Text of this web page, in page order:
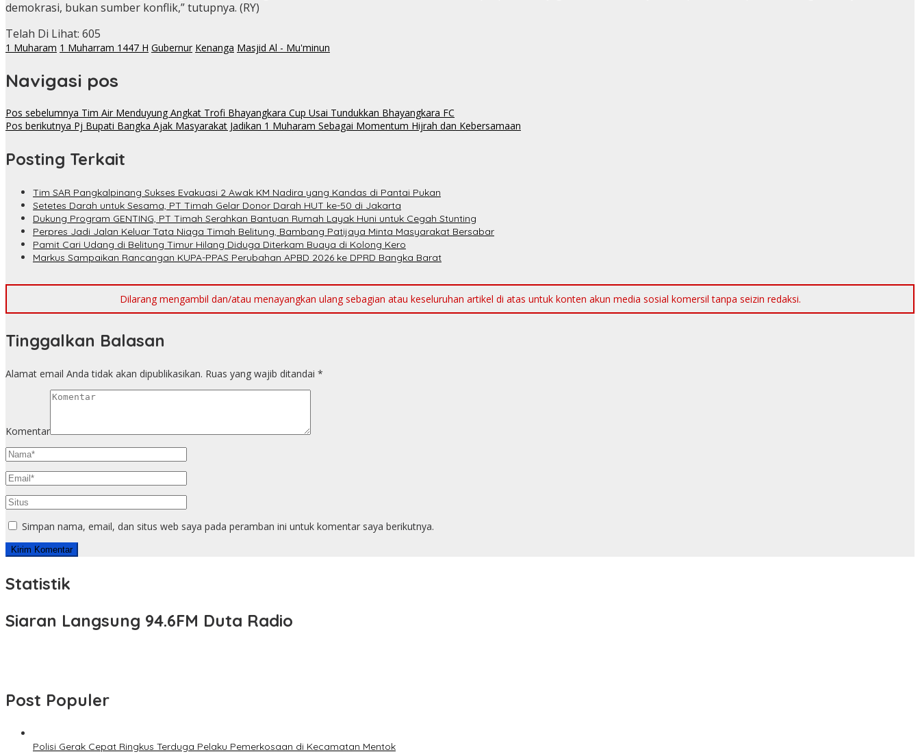
demokrasi, bukan sumber konflik,” tutupnya. (RY)
Telah Di Lihat: 605
1 Muharam 1 Muharram 1447 H Gubernur Kenanga Masjid Al - Mu'minun
Navigasi pos
Pos sebelumnya Tim Air Menduyung Angkat Trofi Bhayangkara Cup Usai Tundukkan Bhayangkara FC
Pos berikutnya Pj Bupati Bangka Ajak Masyarakat Jadikan 1 Muharam Sebagai Momentum Hijrah dan Kebersamaan
Posting Terkait
Tim SAR Pangkalpinang Sukses Evakuasi 2 Awak KM Nadira yang Kandas di Pantai Pukan
Setetes Darah untuk Sesama, PT Timah Gelar Donor Darah HUT ke-50 di Jakarta
Dukung Program GENTING, PT Timah Serahkan Bantuan Rumah Layak Huni untuk Cegah Stunting
Perpres Jadi Jalan Keluar Tata Niaga Timah Belitung, Bambang Patijaya Minta Masyarakat Bersabar
Pamit Cari Udang di Belitung Timur Hilang Diduga Diterkam Buaya di Kolong Kero
Markus Sampaikan Rancangan KUPA-PPAS Perubahan APBD 2026 ke DPRD Bangka Barat
Dilarang mengambil dan/atau menayangkan ulang sebagian atau keseluruhan artikel di atas untuk konten akun media sosial komersil tanpa seizin redaksi.
Tinggalkan Balasan
Alamat email Anda tidak akan dipublikasikan. Ruas yang wajib ditandai *
Komentar
Simpan nama, email, dan situs web saya pada peramban ini untuk komentar saya berikutnya.
Statistik
Siaran Langsung 94.6FM Duta Radio
Post Populer
Polisi Gerak Cepat Ringkus Terduga Pelaku Pemerkosaan di Kecamatan Mentok